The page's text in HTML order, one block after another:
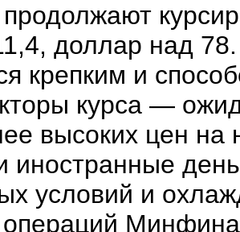
доллар над
крепким и
курса —
высоких цен
иностранные
условий и
операций